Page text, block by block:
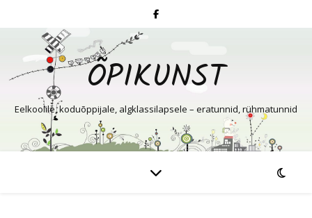
ÕPIKUNST
Eelkoolile, koduõppijale, algklassilapsele – eratunnid, rühmatunnid